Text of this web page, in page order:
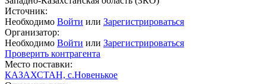
Источник:
Необходимо Войти или Зарегистрироваться
Организатор:
Необходимо Войти или Зарегистрироваться
Проверить контрагента
Место поставки:
КАЗАХСТАН, с.Hовенькое